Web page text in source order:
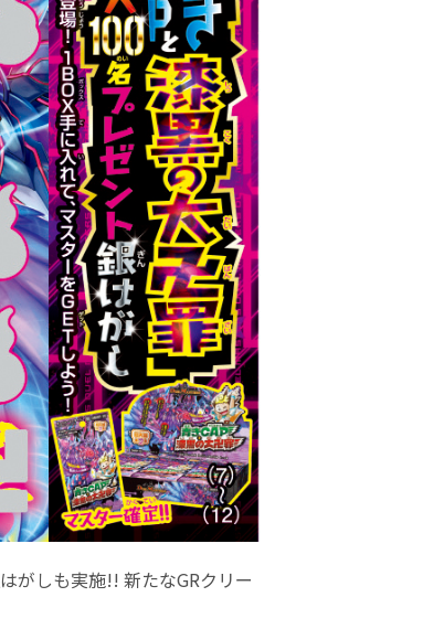
がしも実施!! 新たなGRクリー